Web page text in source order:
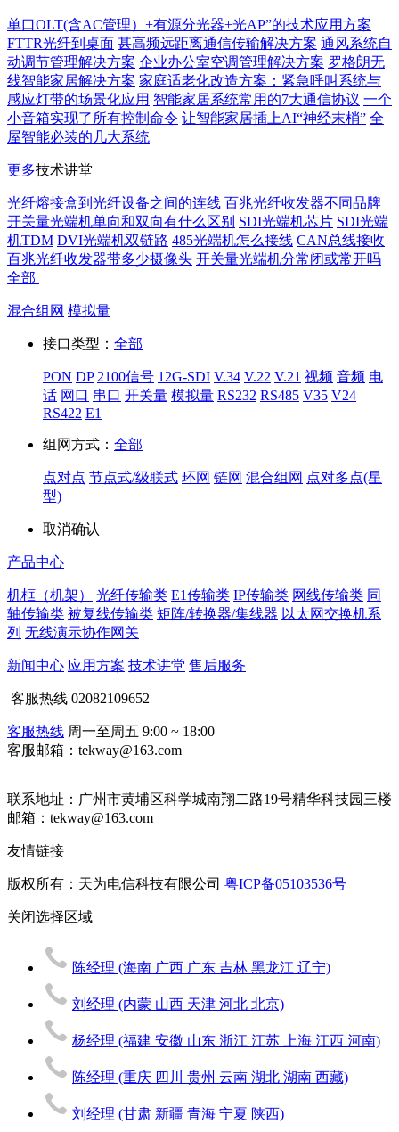
单口OLT(含AC管理）+有源分光器+光AP”的技术应用方案
FTTR光纤到桌面 甚高频远距离通信传输解决方案 通风系统自
动调节管理解决方案 企业办公室空调管理解决方案 罗格朗无
线智能家居解决方案 家庭适老化改造方案：紧急呼叫系统与
感应灯带的场景化应用 智能家居系统常用的7大通信协议 一个
小音箱实现了所有控制命令 让智能家居插上AI“神经末梢” 全
屋智能必装的几大系统
更多技术讲堂
光纤熔接盒到光纤设备之间的连线 百兆光纤收发器不同品牌
开关量光端机单向和双向有什么区别 SDI光端机芯片 SDI光端
机TDM DVI光端机双链路 485光端机怎么接线 CAN总线接收
百兆光纤收发器带多少摄像头 开关量光端机分常闭或常开吗
全部
混合组网 模拟量
接口类型： 全部
PON DP 2100信号 12G-SDI V.34 V.22 V.21 视频 音频 电
话 网口 串口 开关量 模拟量 RS232 RS485 V35 V24
RS422 E1
组网方式： 全部
点对点 节点式/级联式 环网 链网 混合组网 点对多点(星
型)
取消确认
产品中心
机框（机架） 光纤传输类 E1传输类 IP传输类 网线传输类 同
轴传输类 被复线传输类 矩阵/转换器/集线器 以太网交换机系
列 无线演示协作网关
新闻中心 应用方案 技术讲堂 售后服务
客服热线 02082109652
客服热线 周一至周五 9:00 ~ 18:00
客服邮箱：tekway@163.com
联系地址： 广州市黄埔区科学城南翔二路19号精华科技园三楼
邮箱：tekway@163.com
友情链接
版权所有：天为电信科技有限公司 粤ICP备05103536号
关闭选择区域
陈经理 (海南 广西 广东 吉林 黑龙江 辽宁)
刘经理 (内蒙 山西 天津 河北 北京)
杨经理 (福建 安徽 山东 浙江 江苏 上海 江西 河南)
陈经理 (重庆 四川 贵州 云南 湖北 湖南 西藏)
刘经理 (甘肃 新疆 青海 宁夏 陕西)